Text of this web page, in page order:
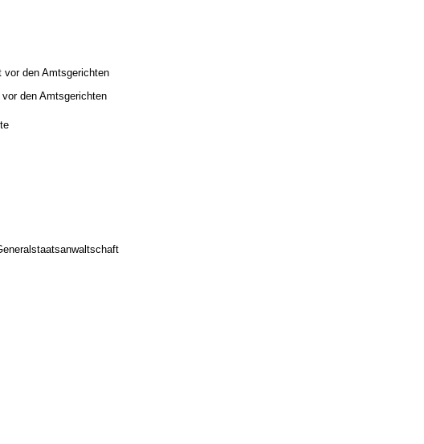
vor den Amtsgerichten
den Amtsgerichten